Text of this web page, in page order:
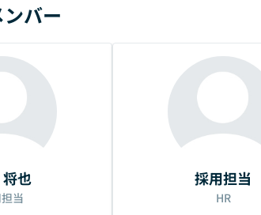
バー
也
当
採用担当
HR